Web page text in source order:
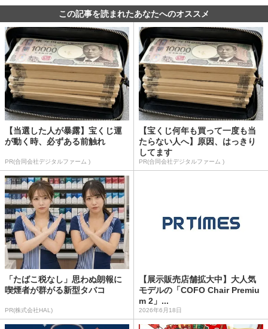
この記事を読まれたあなたへのオススメ
【当選した人が暴露】宝くじ運
が動く時、必ずある前触れ
PR(合同会社デジタルファーム )
【宝くじ何年も買って一度も当
たらない人へ】原因、はっきり
してます
PR(合同会社デジタルファーム )
「たばこ税なし」思わぬ朗報に
喫煙者が群がる新型タバコ
PR(株式会社HAL)
【展示販売店舗拡大中】大人気
モデルの「COFO Chair Premiu
m 2」...
2026年6月18日